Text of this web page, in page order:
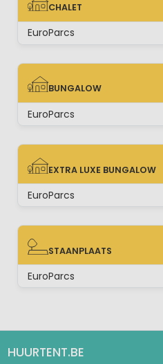
CHALET
CHALET
EuroParcs
BUNGALOW
BUNGALOW
EuroParcs
EXTRA LUXE BUNGALOW
EXTRA LUXE BUNGALOW
EuroParcs
STAANPLAATS
STAANPLAATS
EuroParcs
HUURTENT.BE